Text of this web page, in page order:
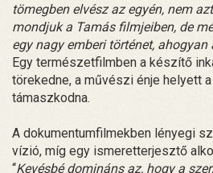
tömegben elvész az egyén, nem
mondjuk a Tamás filmjeiben, de
egy nagy emberi történet,
Egy természetfilmben a készítő
törekedne, a művészi énje helyett
támaszkodna.
A dokumentumfilmekben lényegi
vízió, míg egy ismeretterjesztő
“Kevésbé domináns az, hogy a